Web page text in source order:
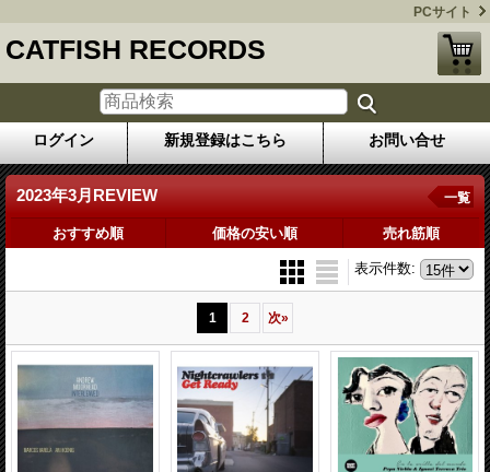
PCサイト
CATFISH RECORDS
ログイン 新規登録はこちら お問い合せ
2023年3月REVIEW 一覧
おすすめ順 価格の安い順 売れ筋順
表示件数:
1 2 次»